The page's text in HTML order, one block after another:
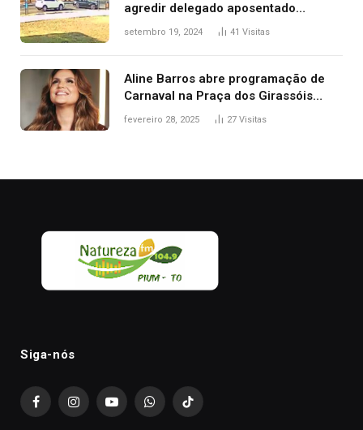
agredir delegado aposentado
durante confusão no trânsito
setembro 19, 2024 41 Visitas
Aline Barros abre programação de
Carnaval na Praça dos Girassóis
nesta sexta-feira, em Palmas
fevereiro 28, 2025 27 Visitas
Siga-nós
FacebookInstagramYouTubeWhatsAppTikTok